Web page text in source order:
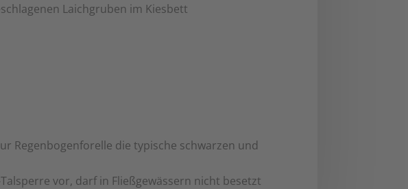
Laichgruben im Kiesbett
Regenbogenforelle die typische schwarzen und
vor, darf in Fließgewässern nicht besetzt